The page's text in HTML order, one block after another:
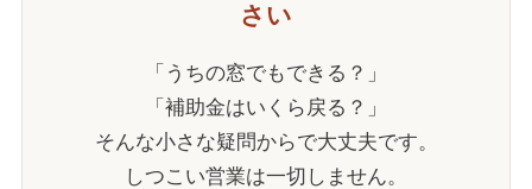
さい
「うちの窓でもできる？」
「補助金はいくら戻る？」
そんな小さな疑問からで大丈夫です。
しつこい営業は一切しません。